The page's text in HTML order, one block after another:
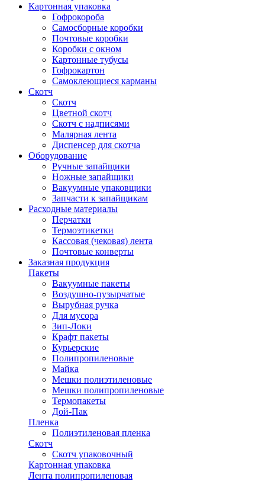
Картонная упаковка
Гофрокороба
Самосборные коробки
Почтовые коробки
Коробки с окном
Картонные тубусы
Гофрокартон
Самоклеющиеся карманы
Скотч
Скотч
Цветной скотч
Скотч с надписями
Малярная лента
Диспенсер для скотча
Оборудование
Ручные запайщики
Ножные запайщики
Вакуумные упаковщики
Запчасти к запайщикам
Расходные материалы
Перчатки
Термоэтикетки
Кассовая (чековая) лента
Почтовые конверты
Заказная продукция
Пакеты
Вакуумные пакеты
Воздушно-пузырчатые
Вырубная ручка
Для мусора
Зип-Локи
Крафт пакеты
Курьерские
Полипропиленовые
Майка
Мешки полиэтиленовые
Мешки полипропиленовые
Термопакеты
Дой-Пак
Пленка
Полиэтиленовая пленка
Скотч
Скотч упаковочный
Картонная упаковка
Лента полипропиленовая